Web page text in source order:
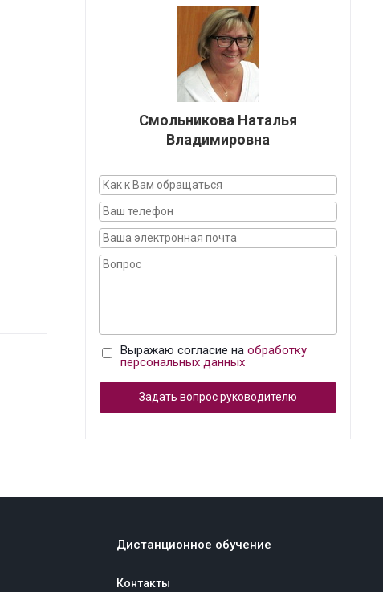
Смольникова Наталья
Владимировна
Выражаю согласие на обработку
персональных данных
Задать вопрос руководителю
Дистанционное обучение
Контакты